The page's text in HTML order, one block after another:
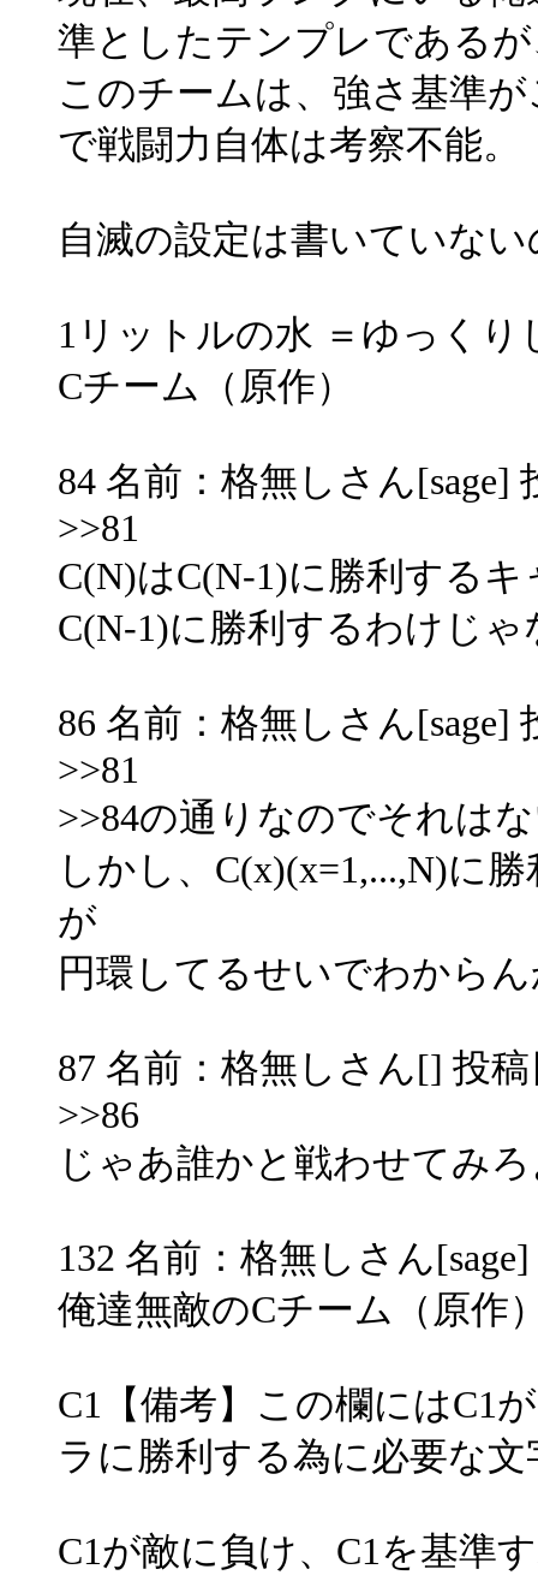
準としたテンプレである
このチームは、強さ基準
で戦闘力自体は考察不能。
自滅の設定は書いていな
1リットルの水 ＝ゆっく
Cチーム（原作）
84 名前：格無しさん[sage]
>>81
C(N)はC(N-1)に勝利する
C(N-1)に勝利するわけじゃ
86 名前：格無しさん[sage]
>>81
>>84の通りなのでそれは
しかし、C(x)(x=1,...,N)に
が
円環してるせいでわから
87 名前：格無しさん[] 投稿
>>86
じゃあ誰かと戦わせてみ
132 名前：格無しさん
俺達無敵のCチーム（原作
C1【備考】この欄にはC1
ラに勝利する為に必要な
C1が敵に負け、C1を基準